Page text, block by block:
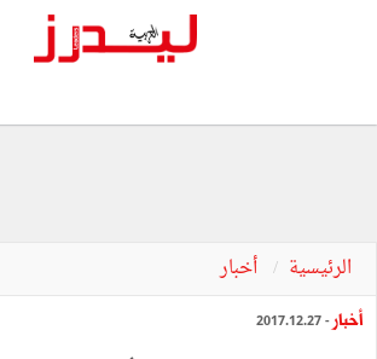
الرئيسية أخبار
أخبار - 2017.12.27